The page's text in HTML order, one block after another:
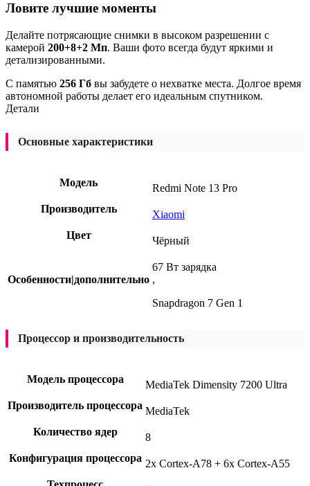
Ловите лучшие моменты
Делайте потрясающие снимки в высоком разрешении с
камерой 200+8+2 Мп. Ваши фото всегда будут яркими и
детализированными.
С памятью 256 Гб вы забудете о нехватке места. Долгое время
автономной работы делает его идеальным спутником.
Детали
Основные характеристики
Модель
Redmi Note 13 Pro
Производитель
Xiaomi
Цвет
Чёрный
Особенности|дополнительно
67 Вт зарядка
,
Snapdragon 7 Gen 1
Процессор и производительность
Модель процессора
MediaTek Dimensity 7200 Ultra
Производитель процессора MediaTek
Количество ядер
8
Конфигурация процессора 2x Cortex-A78 + 6x Cortex-A55